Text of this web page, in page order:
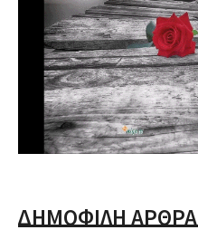
ΔΗΜΟΦΙΛΗ ΑΡΘΡΑ